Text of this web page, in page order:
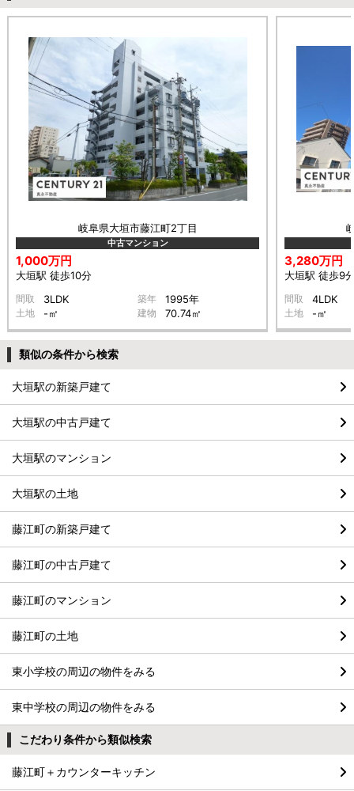
岐阜県大垣市藤江町2丁目
中古マンション
1,000万円
大垣駅 徒歩10分
間取 3LDK 築年 1995年
土地 -㎡ 建物 70.74㎡
3,280万円
大垣駅 徒歩9
間取 4LDK
土地 -㎡
類似の条件から検索
大垣駅の新築戸建て
大垣駅の中古戸建て
大垣駅のマンション
大垣駅の土地
藤江町の新築戸建て
藤江町の中古戸建て
藤江町のマンション
藤江町の土地
東小学校の周辺の物件をみる
東中学校の周辺の物件をみる
こだわり条件から類似検索
藤江町＋カウンターキッチン